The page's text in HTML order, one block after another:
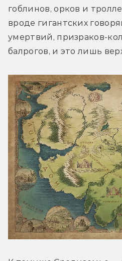
гоблинов, орков и
вроде гигантских
умертвий, призраков-
балрогов, и это лишь